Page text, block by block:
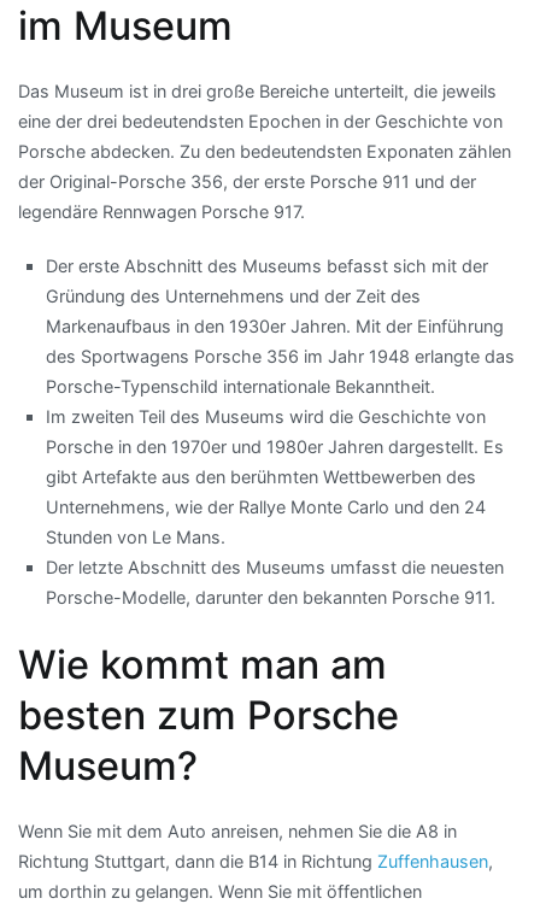
im Museum
Das Museum ist in drei große Bereiche unterteilt, die jeweils
eine der drei bedeutendsten Epochen in der Geschichte von
Porsche abdecken. Zu den bedeutendsten Exponaten zählen
der Original-Porsche 356, der erste Porsche 911 und der
legendäre Rennwagen Porsche 917.
Der erste Abschnitt des Museums befasst sich mit der
Gründung des Unternehmens und der Zeit des
Markenaufbaus in den 1930er Jahren. Mit der Einführung
des Sportwagens Porsche 356 im Jahr 1948 erlangte das
Porsche-Typenschild internationale Bekanntheit.
Im zweiten Teil des Museums wird die Geschichte von
Porsche in den 1970er und 1980er Jahren dargestellt. Es
gibt Artefakte aus den berühmten Wettbewerben des
Unternehmens, wie der Rallye Monte Carlo und den 24
Stunden von Le Mans.
Der letzte Abschnitt des Museums umfasst die neuesten
Porsche-Modelle, darunter den bekannten Porsche 911.
Wie kommt man am
besten zum Porsche
Museum?
Wenn Sie mit dem Auto anreisen, nehmen Sie die A8 in
Richtung Stuttgart, dann die B14 in Richtung Zuffenhausen,
um dorthin zu gelangen. Wenn Sie mit öffentlichen